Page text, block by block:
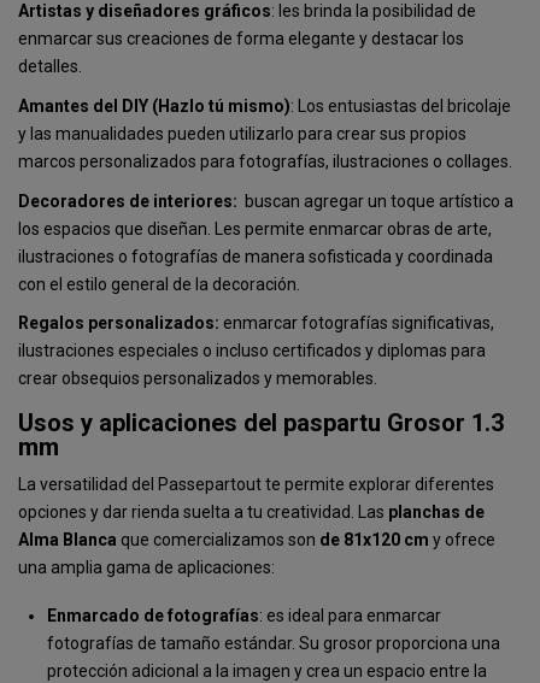
Artistas y diseñadores gráficos: les brinda la posibilidad de
enmarcar sus creaciones de forma elegante y destacar los
detalles.
Amantes del DIY (Hazlo tú mismo): Los entusiastas del bricolaje
y las manualidades pueden utilizarlo para crear sus propios
marcos personalizados para fotografías, ilustraciones o collages.
Decoradores de interiores: buscan agregar un toque artístico a
los espacios que diseñan. Les permite enmarcar obras de arte,
ilustraciones o fotografías de manera sofisticada y coordinada
con el estilo general de la decoración.
Regalos personalizados: enmarcar fotografías significativas,
ilustraciones especiales o incluso certificados y diplomas para
crear obsequios personalizados y memorables.
Usos y aplicaciones del paspartu Grosor 1.3
mm
La versatilidad del Passepartout te permite explorar diferentes
opciones y dar rienda suelta a tu creatividad. Las planchas de
Alma Blanca que comercializamos son de 81x120 cm y ofrece
una amplia gama de aplicaciones:
Enmarcado de fotografías: es ideal para enmarcar
fotografías de tamaño estándar. Su grosor proporciona una
protección adicional a la imagen y crea un espacio entre la